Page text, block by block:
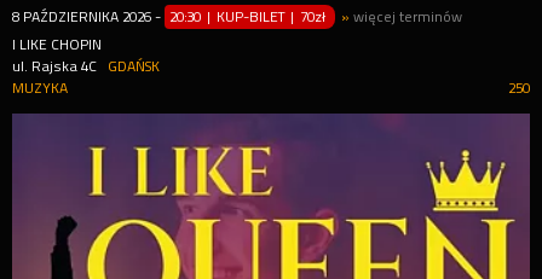
8 PAŹDZIERNIKA 2026 - 20:30 | KUP-BILET | 70zł »więcej terminów
I LIKE CHOPIN
ul. Rajska 4C
GDAŃSK
250
MUZYKA